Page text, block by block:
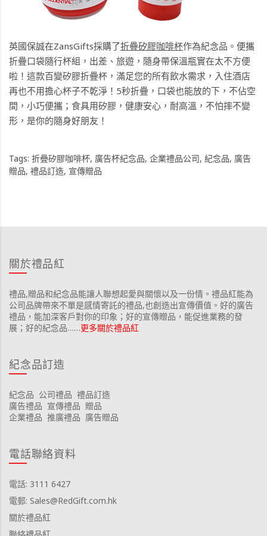
英國保誠在ZansGifts採購了折疊矽膠咖啡杯作為紀念品。便攜
折疊口袋隨行杯組，出差、旅遊，隨身帶保溫瓶實在太不方便
啦！這款百變矽膠折疊杯，滿足您的所有飲水需求，入住酒店
再也不用擔心杯子不乾淨！5秒折疊，口袋也能放的下，不佔空
間，小巧便攜；食具用矽膠，健康安心，耐高溫，不怕摔不變
形，是你的隨身好朋友！
Tags: 折疊矽膠咖啡杯, 廣告杯紀念品, 企業禮品公司, 紀念品, 廣告
贈品, 禮品訂造, 宣傳贈品
關於禮品紅
禮品,贈品和紀念品能讓人聯想起愛與關懷以及一份情。禮品紅能為
公司品牌帶來不單是感情寄託的禮品,也創造出宣傳價值。好的廣告
禮品，能加深客戶對你的印象；好的宣傳贈品，能促進業務的發
展；好的紀念品……更多關於禮品紅
紀念品訂造
紀念品 公司禮品 禮品訂造
廣告禮品 宣傳禮品 贈品
企業禮品 推廣禮品 廣告贈品
電話聯絡資料
電話: 3111 6427
電郵: Sales@RedGift.com.hk
關於禮品紅